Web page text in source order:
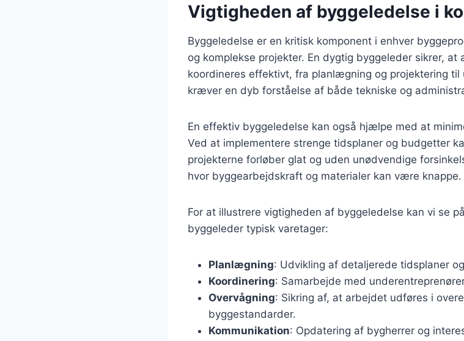
Vigtigheden af byggeledelse i
Byggeledelse er en kritisk komponent i enhver
og komplekse projekter. En dygtig byggeleder sikrer, at
koordineres effektivt, fra planlægning og projektering
kræver en dyb forståelse af både tekniske og
En effektiv byggeledelse kan også hjælpe med at
Ved at implementere strenge tidsplaner og budgetter
projekterne forløber glat og uden unødvendige
hvor byggearbejdskraft og materialer kan være knappe.
For at illustrere vigtigheden af byggeledelse kan vi se
byggeleder typisk varetager:
Planlægning: Udvikling af detaljerede tidsplaner
Koordinering: Samarbejde med
Overvågning: Sikring af, at arbejdet udføres i
byggestandarder.
Kommunikation: Opdatering af bygherrer og